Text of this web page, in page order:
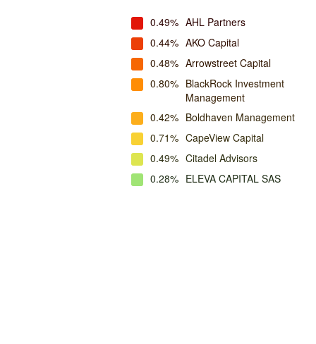
0.49% AHL Partners
0.44% AKO Capital
0.48% Arrowstreet Capital
0.80% BlackRock Investment
Management
0.42% Boldhaven Management
0.71% CapeView Capital
0.49% Citadel Advisors
0.28% ELEVA CAPITAL SAS